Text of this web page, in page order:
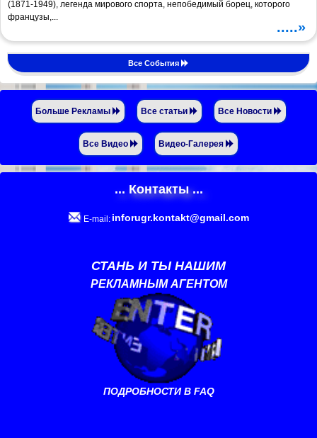
(1871-1949), легенда мирового спорта, непобедимый борец, которого
французы,...
.....»
Все События
Больше Рекламы Все статьи Все Новости
Все Видео Видео-Галерея
... Контакты ...
E-mail: inforugr.kontakt@gmail.com
СТАНЬ И ТЫ НАШИМ
РЕКЛАМНЫМ АГЕНТОМ
ПОДРОБНОСТИ В FAQ